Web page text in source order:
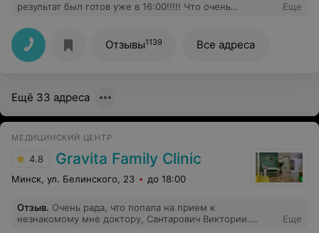
результат был готов уже в 16:00!!!!! Что очень
клиентам,а ещё кофе угостили,когда идешь сдавать
анализ натощак,то выпить кофе после сдачи анализа
очень приятно)))))
Еще
Отзывы1139 Все адреса
Ещё 33 адреса
МЕДИЦИНСКИЙ ЦЕНТР
4.8 Gravita Family Clinic
Минск, ул. Белинского, 23 до 18:00
Отзыв. Очень рада, что попала на прием к
незнакомому мне доктору, Сантарович Виктории.
Еще